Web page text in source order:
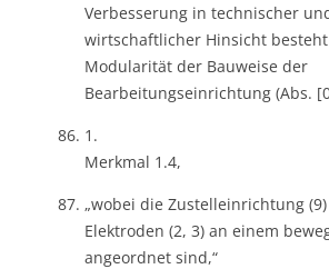
Verbesserung in technischer
wirtschaftlicher Hinsicht
Modularität der Bauweise der
Bearbeitungseinrichtung (Abs.
1.
Merkmal 1.4,
„wobei die Zustelleinrichtung
Elektroden (2, 3) an einem
angeordnet sind,“